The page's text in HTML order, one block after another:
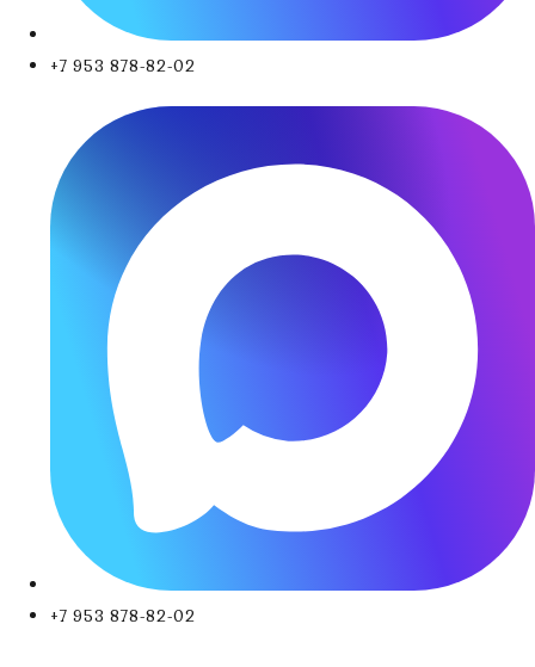
+7 953 878-82-02
+7 953 878-82-02